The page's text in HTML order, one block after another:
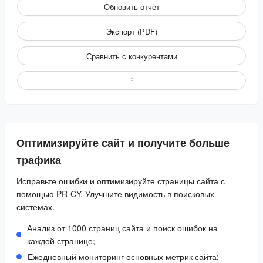
Обновить отчёт
Экспорт (PDF)
Сравнить с конкурентами
Оптимизируйте сайт и получите больше
трафика
Исправьте ошибки и оптимизируйте страницы сайта с
помощью PR-CY. Улучшите видимость в поисковых
системах.
Анализ от 1000 страниц сайта и поиск ошибок на
каждой странице;
Ежедневный мониторинг основных метрик сайта;